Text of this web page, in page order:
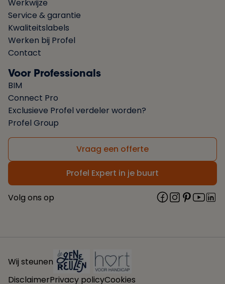
Werkwijze
Service & garantie
Kwaliteitslabels
Werken bij Profel
Contact
Voor Professionals
BIM
Connect Pro
Exclusieve Profel verdeler worden?
Profel Group
Vraag een offerte
Profel Expert in je buurt
Volg ons op
Wij steunen
DisclaimerPrivacy policyCookies